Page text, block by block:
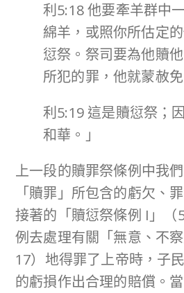
利5:18 他要牽羊群中
綿羊，或照你所估定
愆祭。祭司要為他贖
所犯的罪，他就蒙赦免
利5:19 這是贖愆祭；
和華。」
上一段的贖罪祭條例中我
「贖罪」所包含的虧欠、
接著的「贖愆祭條例 I」（
例去處理有關「無意、不
17）地得罪了上帝時，子
的虧損作出合理的賠償。